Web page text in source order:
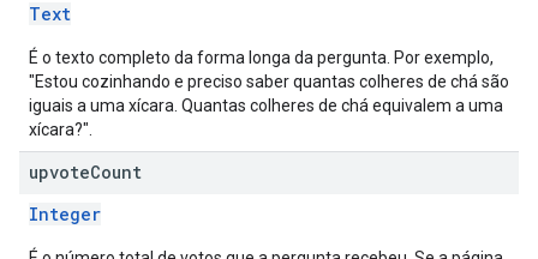
Text
É o texto completo da forma longa da pergunta. Por exemplo,
"Estou cozinhando e preciso saber quantas colheres de chá são
iguais a uma xícara. Quantas colheres de chá equivalem a uma
xícara?".
upvoteCount
Integer